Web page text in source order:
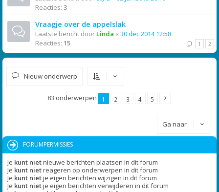
Reacties: 3
Vraagje over de appelslak
Laatste bericht door Linda « 30 dec 2014 12:58
Reacties: 15 1 2
Nieuw onderwerp
83 onderwerpen 1 2 3 4 5
Ga naar
FORUMPERMISSIES
Je kunt nietnieuwe berichten plaatsen in dit forum
Je kunt nietreageren op onderwerpen in dit forum
Je kunt nietje eigen berichten wijzigen in dit forum
Je kunt nietje eigen berichten verwijderen in dit forum